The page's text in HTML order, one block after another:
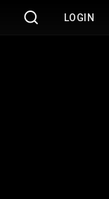
LOGIN